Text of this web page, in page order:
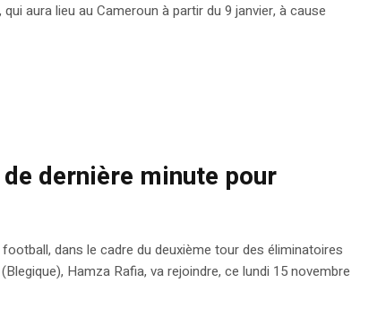
aura lieu au Cameroun à partir du 9 janvier, à cause
dernière minute pour
dans le cadre du deuxième tour des éliminatoires
Hamza Rafia, va rejoindre, ce lundi 15 novembre